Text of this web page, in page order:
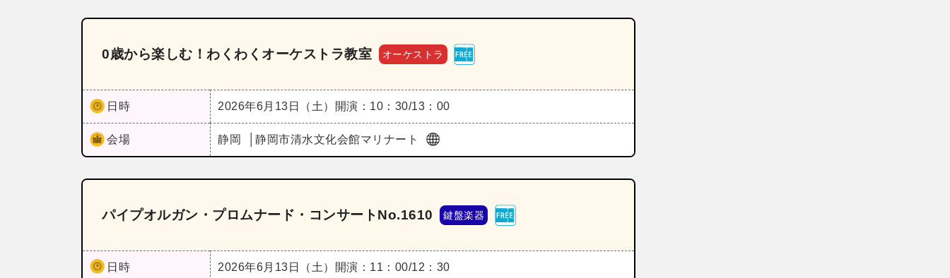
0歳から楽しむ！わくわくオーケストラ教室 オーケストラ
日時 2026年6月13日（土） 開演：10：30/13：00
会場 静岡 静岡市清水文化会館マリナート
パイプオルガン・プロムナード・コンサートNo.1610 鍵盤楽器
日時 2026年6月13日（土） 開演：11：00/12：30